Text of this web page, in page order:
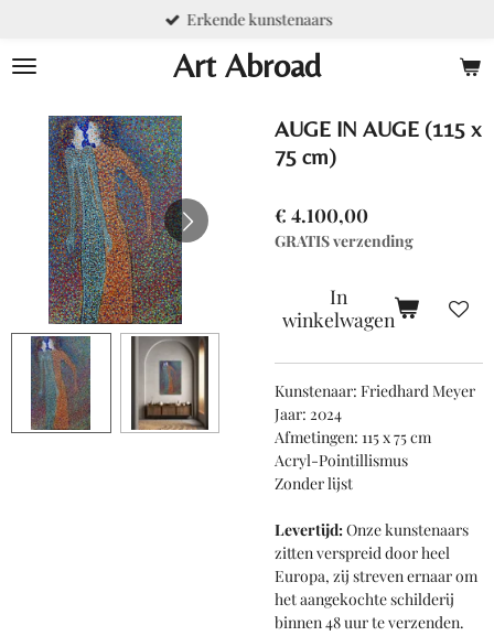
naar
hoofdinhoud
Art Abroad
Erkende kunstenaars
AUGE IN AUGE (115 x
75 cm)
€ 4.100,00
GRATIS verzending
In
winkelwagen
Kunstenaar: Friedhard Meyer
Jaar: 2024
Afmetingen: 115 x 75 cm
Acryl-Pointillismus
Zonder lijst
Levertijd:Onze kunstenaars
zitten verspreid door heel
Europa, zij streven ernaar om
het aangekochte schilderij
binnen 48 uur te verzenden.